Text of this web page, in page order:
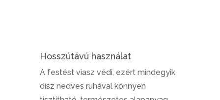
Hosszútávú használat
A festést viasz védi, ezért mindegyik
dísz nedves ruhával könnyen